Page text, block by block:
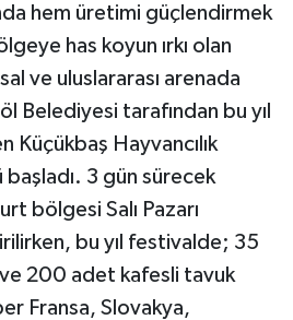
hem üretimi güçlendirmek
has koyun ırkı olan
ve uluslararası arenada
Belediyesi tarafından bu yıl
Küçükbaş Hayvancılık
başladı. 3 gün sürecek
bölgesi Salı Pazarı
bu yıl festivalde; 35
200 adet kafesli tavuk
Fransa, Slovakya,